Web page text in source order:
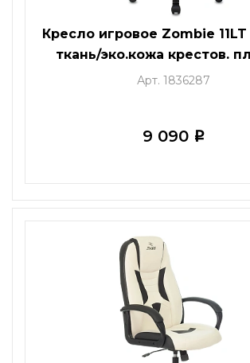
Кресло игровое Zombie
ткань/эко.кожа крестов.
черный
Арт. 1836287
9 090 i